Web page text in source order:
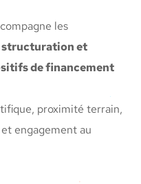
les
structuration et
de financement
proximité terrain,
engagement au